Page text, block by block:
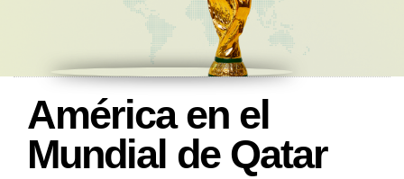
América en el
Mundial de Qatar